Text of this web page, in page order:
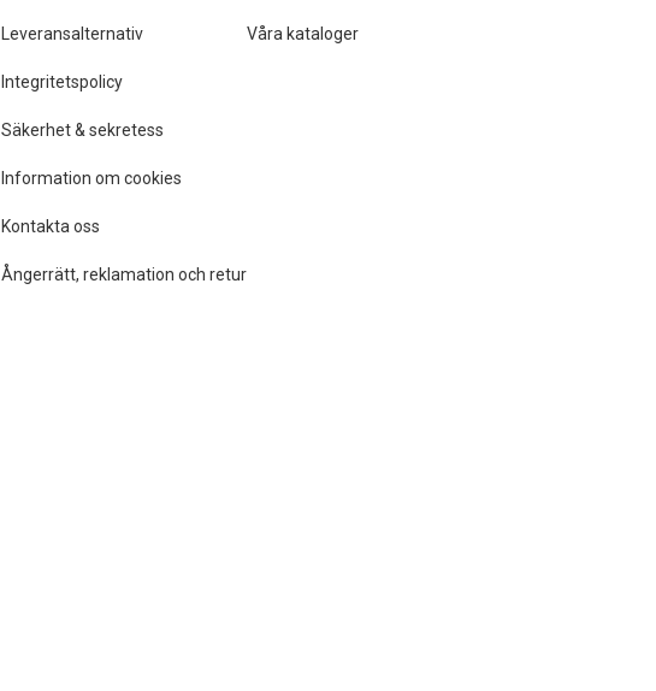
Leveransalternativ
Integritetspolicy
Säkerhet & sekretess
Information om cookies
Kontakta oss
Ångerrätt, reklamation och retur
Våra kataloger